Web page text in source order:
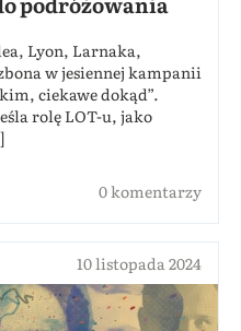
Lyon, Larnaka,
w jesiennej kampanii
ciekawe dokąd”.
rolę LOT-u, jako
0 komentarzy
10 listopada 2024